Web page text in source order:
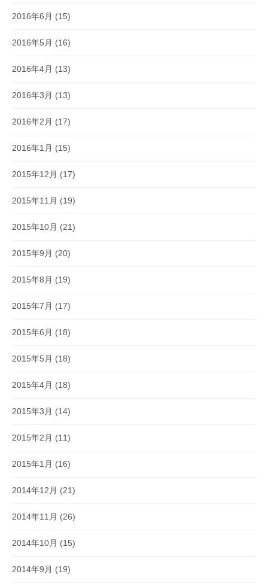
2016年6月 (15)
2016年5月 (16)
2016年4月 (13)
2016年3月 (13)
2016年2月 (17)
2016年1月 (15)
2015年12月 (17)
2015年11月 (19)
2015年10月 (21)
2015年9月 (20)
2015年8月 (19)
2015年7月 (17)
2015年6月 (18)
2015年5月 (18)
2015年4月 (18)
2015年3月 (14)
2015年2月 (11)
2015年1月 (16)
2014年12月 (21)
2014年11月 (26)
2014年10月 (15)
2014年9月 (19)